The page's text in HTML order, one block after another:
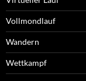
Vollmondlauf
Wandern
Wettkampf